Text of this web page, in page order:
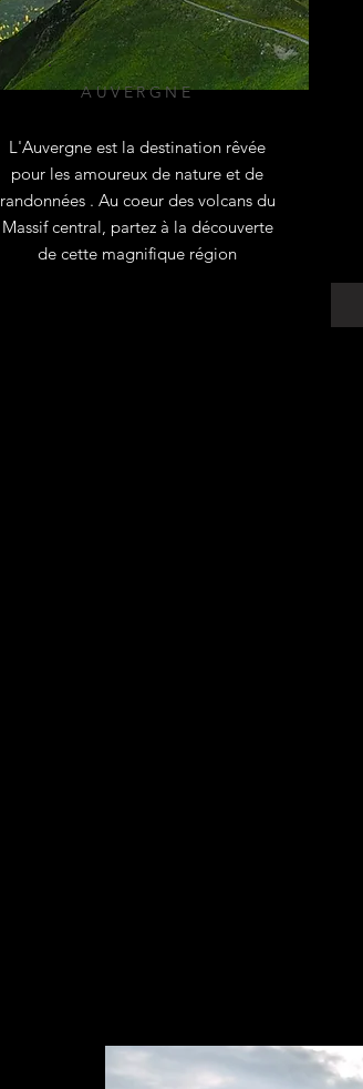
AUVERGNE
Cool et tendance
L'Auvergne est la destination rêvée
pour les amoureux de nature et de
randonnées . Au coeur des volcans du
Massif central, partez à la découverte
de cette magnifique région